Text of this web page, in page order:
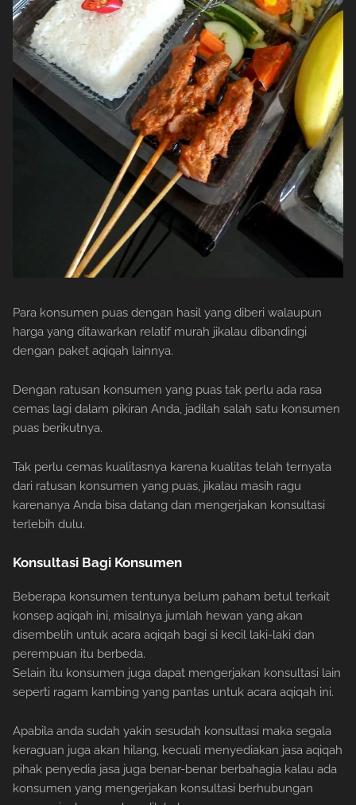
Para konsumen puas dengan hasil yang diberi walaupun
harga yang ditawarkan relatif murah jikalau dibandingi
dengan paket aqiqah lainnya.
Dengan ratusan konsumen yang puas tak perlu ada rasa
cemas lagi dalam pikiran Anda, jadilah salah satu konsumen
puas berikutnya.
Tak perlu cemas kualitasnya karena kualitas telah ternyata
dari ratusan konsumen yang puas, jikalau masih ragu
karenanya Anda bisa datang dan mengerjakan konsultasi
terlebih dulu.
Konsultasi Bagi Konsumen
Beberapa konsumen tentunya belum paham betul terkait
konsep aqiqah ini, misalnya jumlah hewan yang akan
disembelih untuk acara aqiqah bagi si kecil laki-laki dan
perempuan itu berbeda.
Selain itu konsumen juga dapat mengerjakan konsultasi lain
seperti ragam kambing yang pantas untuk acara aqiqah ini.
Apabila anda sudah yakin sesudah konsultasi maka segala
keraguan juga akan hilang, kecuali menyediakan jasa aqiqah
pihak penyedia jasa juga benar-benar berbahagia kalau ada
konsumen yang mengerjakan konsultasi berhubungan